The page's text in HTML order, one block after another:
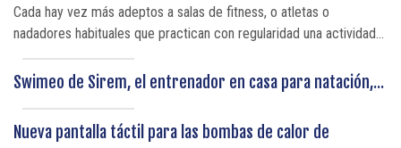
Cada hay vez más adeptos a salas de fitness, o atletas o
nadadores habituales que practican con regularidad una actividad...
Swimeo de Sirem, el entrenador en casa para natación,...
Nueva pantalla táctil para las bombas de calor de